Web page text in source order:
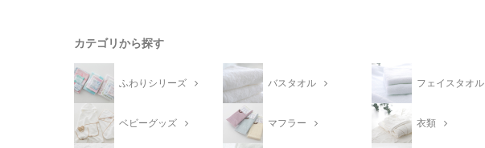
カテゴリから探す
ふわりシリーズ バスタオル フェイスタオル
ベビーグッズ マフラー 衣類